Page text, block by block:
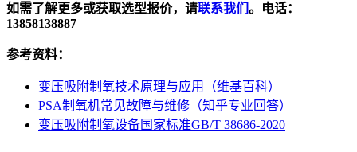
如需了解更多或获取选型报价，请联系我们 。电话：
13858138887
参考资料：
变压吸附制氧技术原理与应用（维基百科）
PSA制氧机常见故障与维修（知乎专业回答）
变压吸附制氧设备国家标准GB/T 38686-2020